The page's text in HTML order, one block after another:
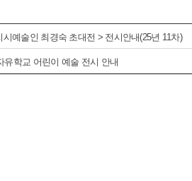
예술인 최경숙 초대전 > 전시안내(25년 11차)
유학교 어린이 예술 전시 안내